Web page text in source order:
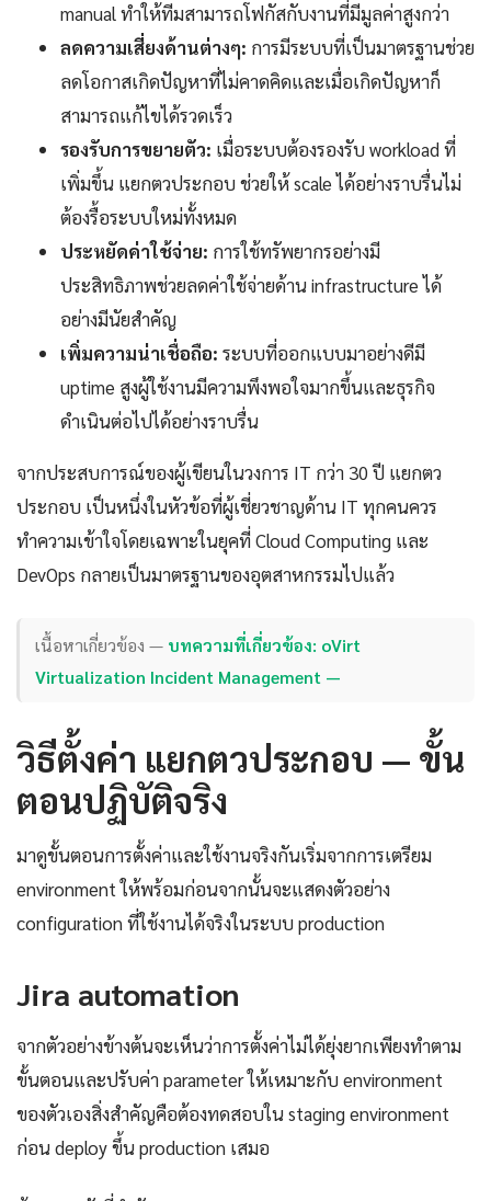
manual ทำให้ทีมสามารถโฟกัสกับงานที่มีมูลค่าสูงกว่า
ลดความเสี่ยงด้านต่างๆ: การมีระบบที่เป็นมาตรฐานช่วย
ลดโอกาสเกิดปัญหาที่ไม่คาดคิดและเมื่อเกิดปัญหาก็
สามารถแก้ไขได้รวดเร็ว
รองรับการขยายตัว: เมื่อระบบต้องรองรับ workload ที่
เพิ่มขึ้น แยกตวประกอบ ช่วยให้ scale ได้อย่างราบรื่นไม่
ต้องรื้อระบบใหม่ทั้งหมด
ประหยัดค่าใช้จ่าย: การใช้ทรัพยากรอย่างมี
ประสิทธิภาพช่วยลดค่าใช้จ่ายด้าน infrastructure ได้
อย่างมีนัยสำคัญ
เพิ่มความน่าเชื่อถือ: ระบบที่ออกแบบมาอย่างดีมี
uptime สูงผู้ใช้งานมีความพึงพอใจมากขึ้นและธุรกิจ
ดำเนินต่อไปได้อย่างราบรื่น
จากประสบการณ์ของผู้เขียนในวงการ IT กว่า 30 ปี แยกตว
ประกอบ เป็นหนึ่งในหัวข้อที่ผู้เชี่ยวชาญด้าน IT ทุกคนควร
ทำความเข้าใจโดยเฉพาะในยุคที่ Cloud Computing และ
DevOps กลายเป็นมาตรฐานของอุตสาหกรรมไปแล้ว
เนื้อหาเกี่ยวข้อง — บทความที่เกี่ยวข้อง: oVirt
Virtualization Incident Management —
วิธีตั้งค่า แยกตวประกอบ — ขั้น
ตอนปฏิบัติจริง
มาดูขั้นตอนการตั้งค่าและใช้งานจริงกันเริ่มจากการเตรียม
environment ให้พร้อมก่อนจากนั้นจะแสดงตัวอย่าง
configuration ที่ใช้งานได้จริงในระบบ production
Jira automation
จากตัวอย่างข้างต้นจะเห็นว่าการตั้งค่าไม่ได้ยุ่งยากเพียงทำตาม
ขั้นตอนและปรับค่า parameter ให้เหมาะกับ environment
ของตัวเองสิ่งสำคัญคือต้องทดสอบใน staging environment
ก่อน deploy ขึ้น production เสมอ